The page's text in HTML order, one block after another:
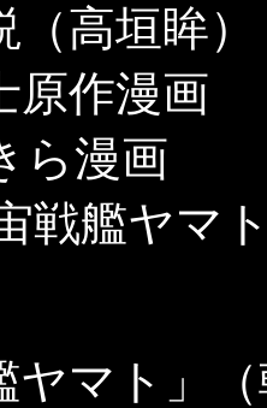
高垣眸）
原作漫画
ら漫画
戦艦ヤマ
ヤマト」